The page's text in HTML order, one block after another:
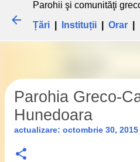
Parohii şi comunităţi
Țări
Instituții Orar
Parohia Greco-
Hunedoara
actualizare: octombrie 30, 2015